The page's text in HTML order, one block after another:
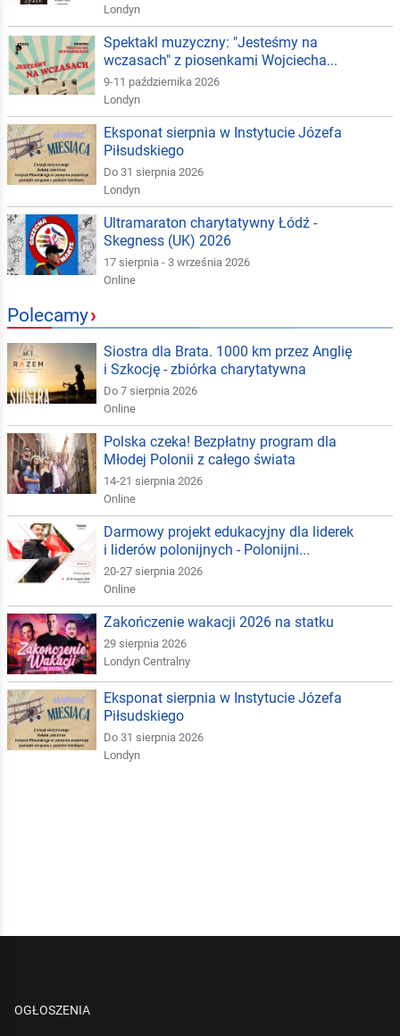
Londyn
Spektakl muzyczny: "Jesteśmy na
wczasach" z piosenkami Wojciecha...
9-11 października 2026
Londyn
Eksponat sierpnia w Instytucie Józefa
Piłsudskiego
Do 31 sierpnia 2026
Londyn
Ultramaraton charytatywny Łódź -
Skegness (UK) 2026
17 sierpnia - 3 września 2026
Online
Polecamy›
Siostra dla Brata. 1000 km przez Anglię
i Szkocję - zbiórka charytatywna
Do 7 sierpnia 2026
Online
Polska czeka! Bezpłatny program dla
Młodej Polonii z całego świata
14-21 sierpnia 2026
Online
Darmowy projekt edukacyjny dla liderek
i liderów polonijnych - Polonijni...
20-27 sierpnia 2026
Online
Zakończenie wakacji 2026 na statku
29 sierpnia 2026
Londyn Centralny
Eksponat sierpnia w Instytucie Józefa
Piłsudskiego
Do 31 sierpnia 2026
Londyn
OGŁOSZENIA